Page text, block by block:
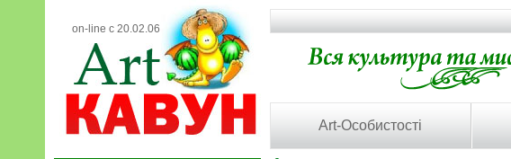
on-line с 20.02.06
Art-Особистості